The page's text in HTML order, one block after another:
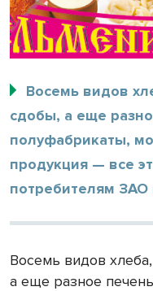
Восемь видов
сдобы, а еще
полуфабрикаты,
продукция — все
потребителям
Восемь видов
а еще разное